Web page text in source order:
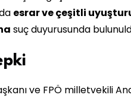
esrar ve çeşitli
suç duyurusunda
ve FPÖ milletvekili